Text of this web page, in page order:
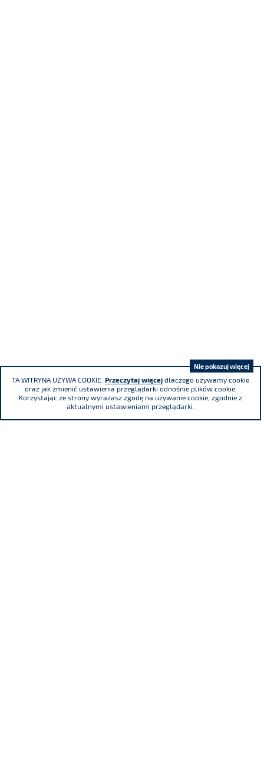
TA WITRYNA UŻYWA COOKIE. Przeczytaj więcej dlaczego używamy cookie
oraz jak zmienić ustawienia przeglądarki odnośnie plików cookie.
Korzystając ze strony wyrażasz zgodę na używanie cookie, zgodnie z
aktualnymi ustawieniami przeglądarki.
Nie pokazuj więcej